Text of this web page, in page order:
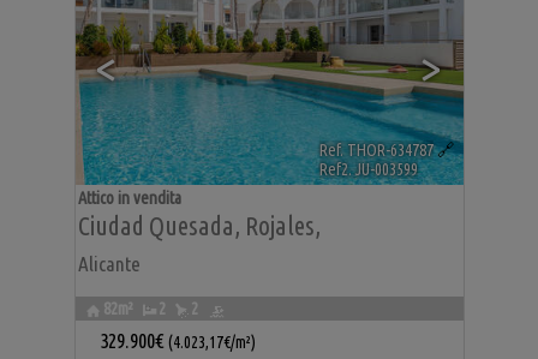
< >
Ref. THOR-634787🔗
Ref2. JU-003599
Ciudad Quesada, Rojales,
Alicante
Attico in vendita
82m² 2 2
329.900€ (4.023,17€/m²)